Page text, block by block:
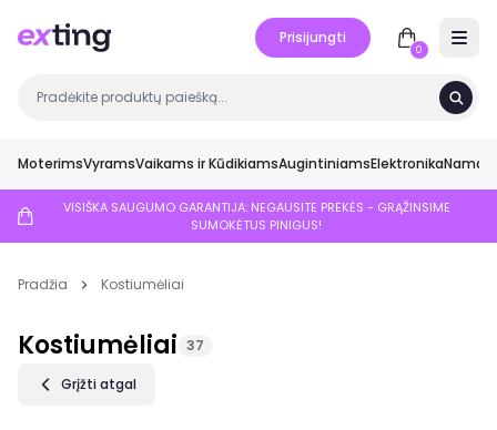
Prisijungti
0
MoterimsVyramsVaikams ir KūdikiamsAugintiniamsElektronikaNamai
VISIŠKA SAUGUMO GARANTIJA: NEGAUSITE PREKĖS - GRĄŽINSIME
SUMOKĖTUS PINIGUS!
Pradžia Kostiumėliai
Kostiumėliai 37
Grįžti atgal